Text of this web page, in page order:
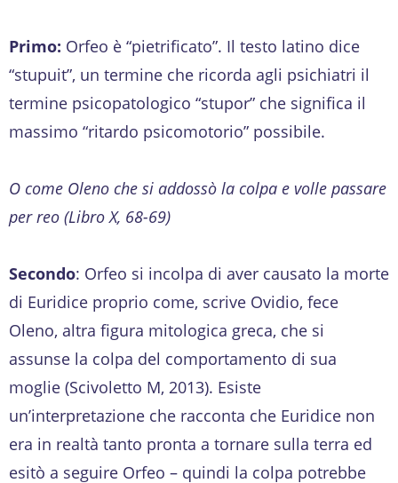
Primo: Orfeo è “pietrificato”. Il testo latino dice
“stupuit”, un termine che ricorda agli psichiatri il
termine psicopatologico “stupor” che significa il
massimo “ritardo psicomotorio” possibile.
O come Oleno che si addossò la colpa e volle passare
per reo (Libro X, 68-69)
Secondo: Orfeo si incolpa di aver causato la morte
di Euridice proprio come, scrive Ovidio, fece
Oleno, altra figura mitologica greca, che si
assunse la colpa del comportamento di sua
moglie (Scivoletto M, 2013). Esiste
un’interpretazione che racconta che Euridice non
era in realtà tanto pronta a tornare sulla terra ed
esitò a seguire Orfeo – quindi la colpa potrebbe